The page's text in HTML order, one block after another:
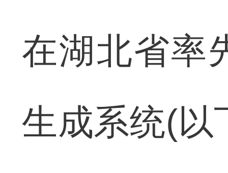
在湖北省率
生成系统(以